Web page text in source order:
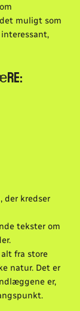
muligt som
der kredser
tekster om
fra store
natur. Det er
er,